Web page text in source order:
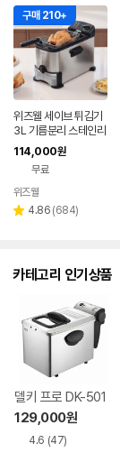
구매 210+
위즈웰 세이브 튀김기
3L 기름분리 스테인리
스 전기 가정용 미니 자
동 기계 WH3189
114,000원
무료
페이
위즈웰
별 4.86 리
(684)
카테고리 인기상품
델키 프로 DK-501
129,000원
4.6 (47)